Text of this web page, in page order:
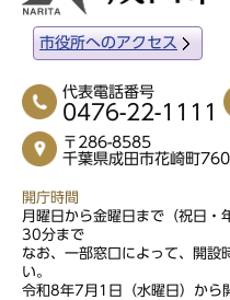
市役所へのアクセス
代表電話番号
0476-22-1111
〒286-8585
千葉県成田市花崎町
開庁時間
月曜日から金曜日まで（祝日
30分まで
なお、一部窓口によって、開設
い。
令和8年7月1日（水曜日）から